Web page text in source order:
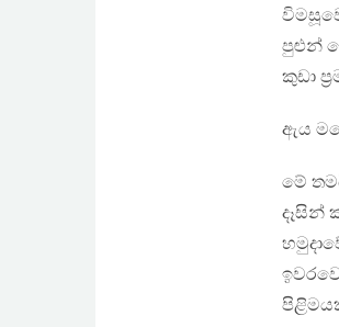
පුළුන්
කුඩා
ඇය
මේ
දෑසින්